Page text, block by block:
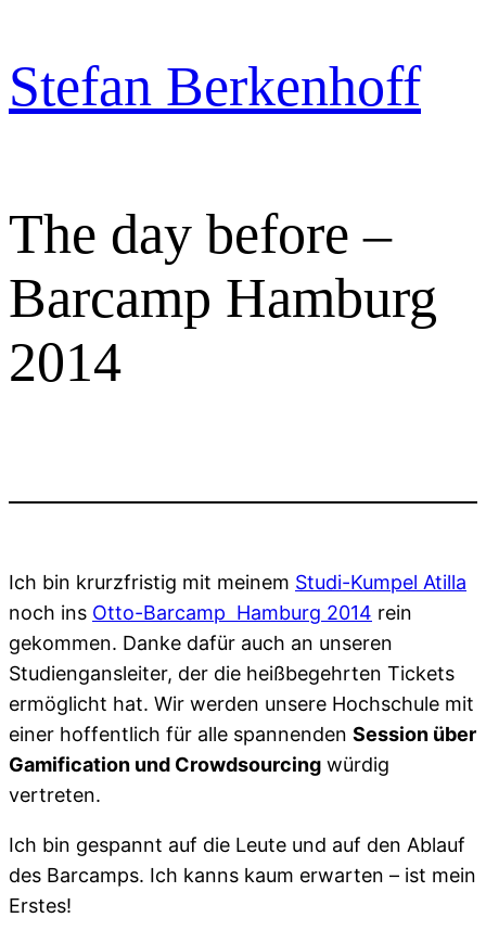
springen
Stefan Berkenhoff
The day before –
Barcamp Hamburg
2014
Ich bin krurzfristig mit meinem Studi-Kumpel Atilla
noch ins Otto-Barcamp Hamburg 2014 rein
gekommen. Danke dafür auch an unseren
Studiengansleiter, der die heißbegehrten Tickets
ermöglicht hat. Wir werden unsere Hochschule mit
einer hoffentlich für alle spannenden Session über
Gamification und Crowdsourcing würdig
vertreten.
Ich bin gespannt auf die Leute und auf den Ablauf
des Barcamps. Ich kanns kaum erwarten – ist mein
Erstes!